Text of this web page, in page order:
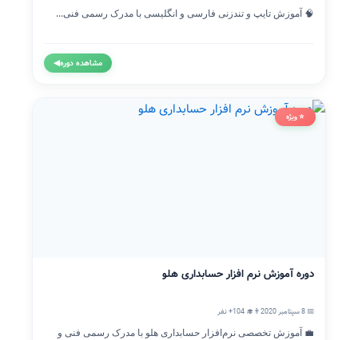
🧠 آموزش تایپ و تندزنی فارسی و انگلیسی با مدرک رسمی فنی...
مشاهده دوره◀
⭐ ویژه
دوره آموزش نرم افزار حسابداری هلو
📅 8 سپتامبر 2020
👨‍🎓 104+ نفر
💼 آموزش تخصصی نرم‌افزار حسابداری هلو با مدرک رسمی فنی و